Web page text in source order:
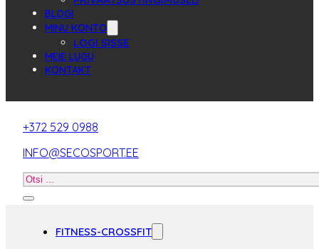
BLOGI
MINU KONTO
LOGI SISSE
MEIE LUGU
KONTAKT
+372 529 0988
INFO@SECOSPORT.EE
Otsi
FITNESS-CROSSFIT